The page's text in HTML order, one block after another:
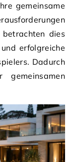
gemeinsame
dies
erfolgreiche
Dadurch